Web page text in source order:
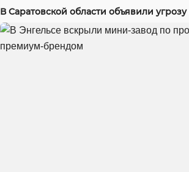
В Саратовской области объявили